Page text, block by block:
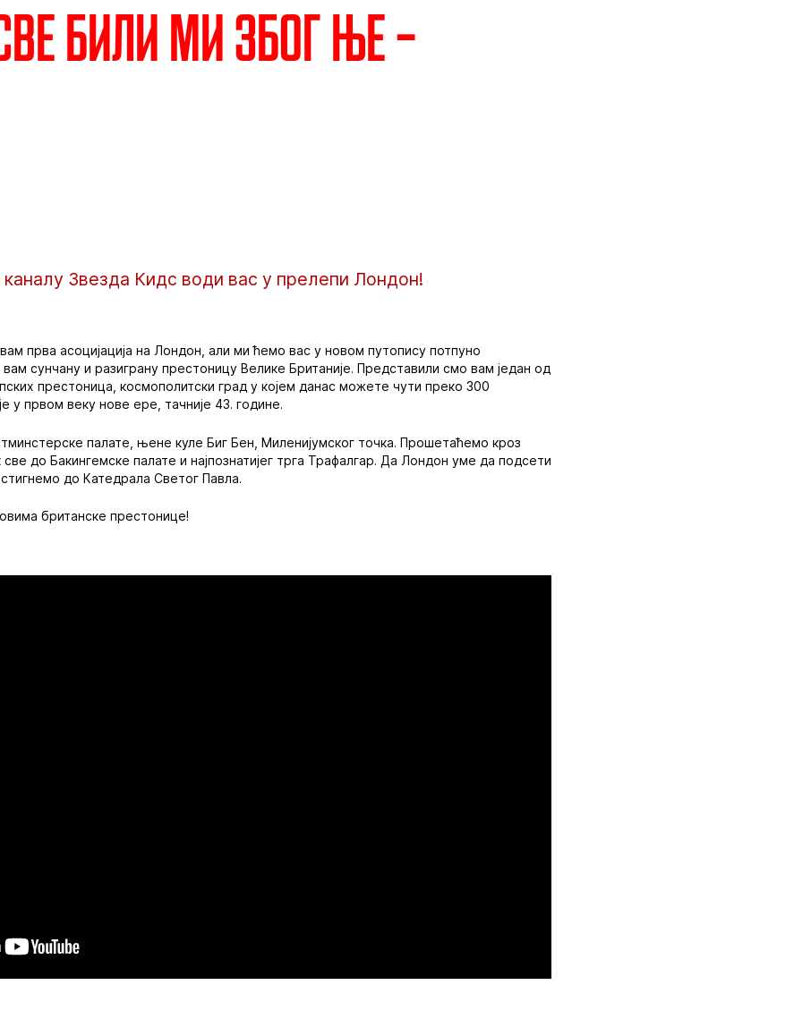
били ми због ње –
Звезда Кидс води вас у прелепи Лондон!
прва асоцијација на Лондон, али ми ћемо вас у новом путопису потпуно
сунчану и разиграну престоницу Велике Британије. Представили смо вам један од
престоница, космополитски град у којем данас можете чути преко 300
у првом веку нове ере, тачније 43. године.
палате, њене куле Биг Бен, Миленијумског точка. Прошетаћемо кроз
до Бакингемске палате и најпознатијег трга Трафалгар. Да Лондон уме да подсети
до Катедрала Светог Павла.
британске престонице!